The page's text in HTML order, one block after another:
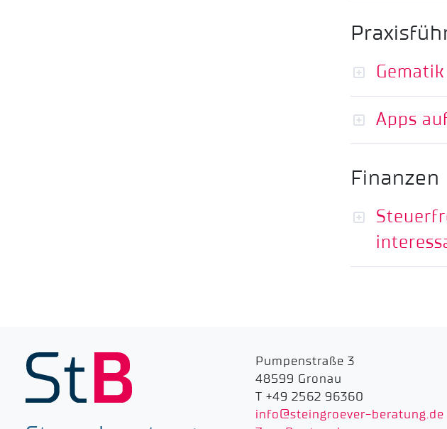
Apps
Finanzen
Pumpenstraße 3
48599 Gronau
T +49 2562 96360
info@steingroever-beratung.de